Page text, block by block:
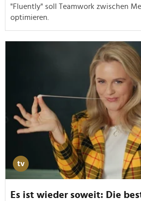
"Fluently" soll Teamwork zwischen
optimieren.
Es ist wieder soweit: Die